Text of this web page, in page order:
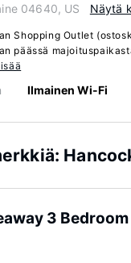
04640, US Näytä
Shopping Outlet
päässä
Ilmainen Wi-Fi
3